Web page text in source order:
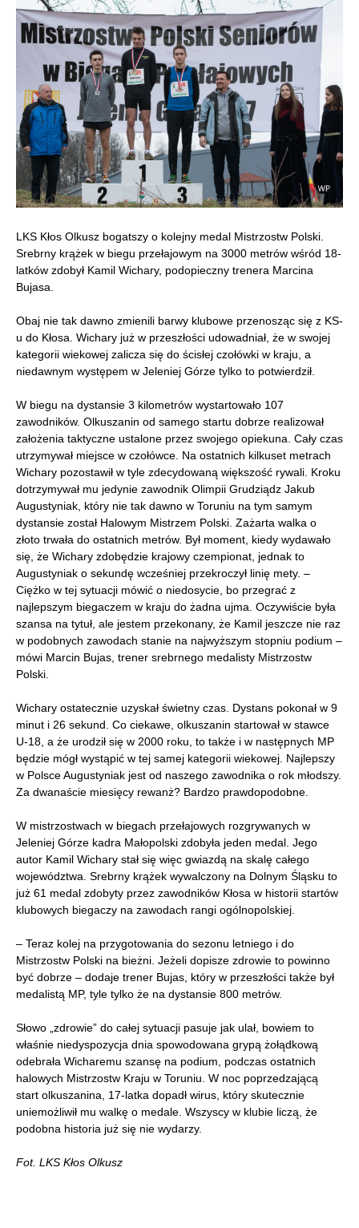
LKS Kłos Olkusz bogatszy o kolejny medal Mistrzostw Polski.
Srebrny krążek w biegu przełajowym na 3000 metrów wśród 18-
latków zdobył Kamil Wichary, podopieczny trenera Marcina
Bujasa.
Obaj nie tak dawno zmienili barwy klubowe przenosząc się z KS-
u do Kłosa. Wichary już w przeszłości udowadniał, że w swojej
kategorii wiekowej zalicza się do ścisłej czołówki w kraju, a
niedawnym występem w Jeleniej Górze tylko to potwierdził.
W biegu na dystansie 3 kilometrów wystartowało 107
zawodników. Olkuszanin od samego startu dobrze realizował
założenia taktyczne ustalone przez swojego opiekuna. Cały czas
utrzymywał miejsce w czołówce. Na ostatnich kilkuset metrach
Wichary pozostawił w tyle zdecydowaną większość rywali. Kroku
dotrzymywał mu jedynie zawodnik Olimpii Grudziądz Jakub
Augustyniak, który nie tak dawno w Toruniu na tym samym
dystansie został Halowym Mistrzem Polski. Zażarta walka o
złoto trwała do ostatnich metrów. Był moment, kiedy wydawało
się, że Wichary zdobędzie krajowy czempionat, jednak to
Augustyniak o sekundę wcześniej przekroczył linię mety. –
Ciężko w tej sytuacji mówić o niedosycie, bo przegrać z
najlepszym biegaczem w kraju do żadna ujma. Oczywiście była
szansa na tytuł, ale jestem przekonany, że Kamil jeszcze nie raz
w podobnych zawodach stanie na najwyższym stopniu podium –
mówi Marcin Bujas, trener srebrnego medalisty Mistrzostw
Polski.
Wichary ostatecznie uzyskał świetny czas. Dystans pokonał w 9
minut i 26 sekund. Co ciekawe, olkuszanin startował w stawce
U-18, a że urodził się w 2000 roku, to także i w następnych MP
będzie mógł wystąpić w tej samej kategorii wiekowej. Najlepszy
w Polsce Augustyniak jest od naszego zawodnika o rok młodszy.
Za dwanaście miesięcy rewanż? Bardzo prawdopodobne.
W mistrzostwach w biegach przełajowych rozgrywanych w
Jeleniej Górze kadra Małopolski zdobyła jeden medal. Jego
autor Kamil Wichary stał się więc gwiazdą na skalę całego
województwa. Srebrny krążek wywalczony na Dolnym Śląsku to
już 61 medal zdobyty przez zawodników Kłosa w historii startów
klubowych biegaczy na zawodach rangi ogólnopolskiej.
– Teraz kolej na przygotowania do sezonu letniego i do
Mistrzostw Polski na bieżni. Jeżeli dopisze zdrowie to powinno
być dobrze – dodaje trener Bujas, który w przeszłości także był
medalistą MP, tyle tylko że na dystansie 800 metrów.
Słowo „zdrowie” do całej sytuacji pasuje jak ulał, bowiem to
właśnie niedyspozycja dnia spowodowana grypą żołądkową
odebrała Wicharemu szansę na podium, podczas ostatnich
halowych Mistrzostw Kraju w Toruniu. W noc poprzedzającą
start olkuszanina, 17-latka dopadł wirus, który skutecznie
uniemożliwił mu walkę o medale. Wszyscy w klubie liczą, że
podobna historia już się nie wydarzy.
Fot. LKS Kłos Olkusz